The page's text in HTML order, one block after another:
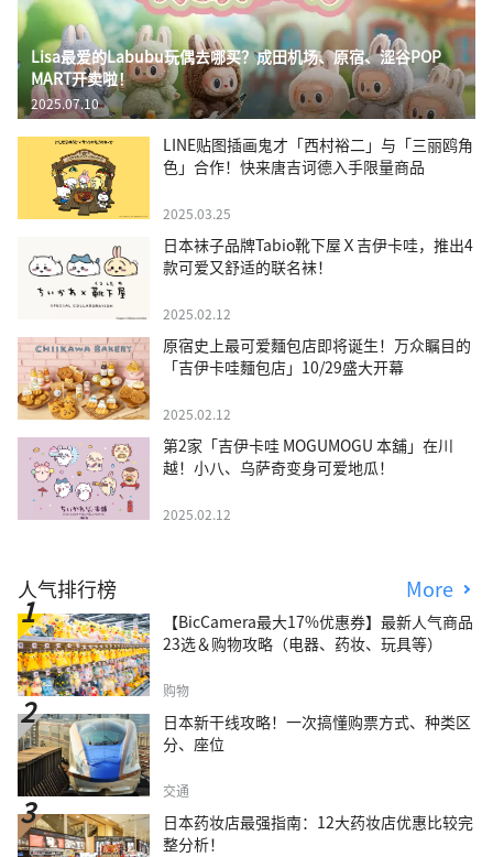
Lisa最爱的Labubu玩偶去哪买？成田机场、原宿、涩谷POP
MART开卖啦！
2025.07.10
LINE贴图插画鬼才「西村裕二」与「三丽鸥角
色」合作！快来唐吉诃德入手限量商品
2025.03.25
日本袜子品牌Tabio靴下屋Ｘ吉伊卡哇，推出4
款可爱又舒适的联名袜！
2025.02.12
原宿史上最可爱麵包店即将诞生！万众瞩目的
「吉伊卡哇麵包店」10/29盛大开幕
2025.02.12
第2家「吉伊卡哇 MOGUMOGU 本舖」在川
越！小八、乌萨奇变身可爱地瓜！
2025.02.12
人气排行榜 More
【BicCamera最大17%优惠券】最新人气商品
23选＆购物攻略（电器、药妆、玩具等）
购物
日本新干线攻略！一次搞懂购票方式、种类区
分、座位
交通
日本药妆店最强指南：12大药妆店优惠比较完
整分析！